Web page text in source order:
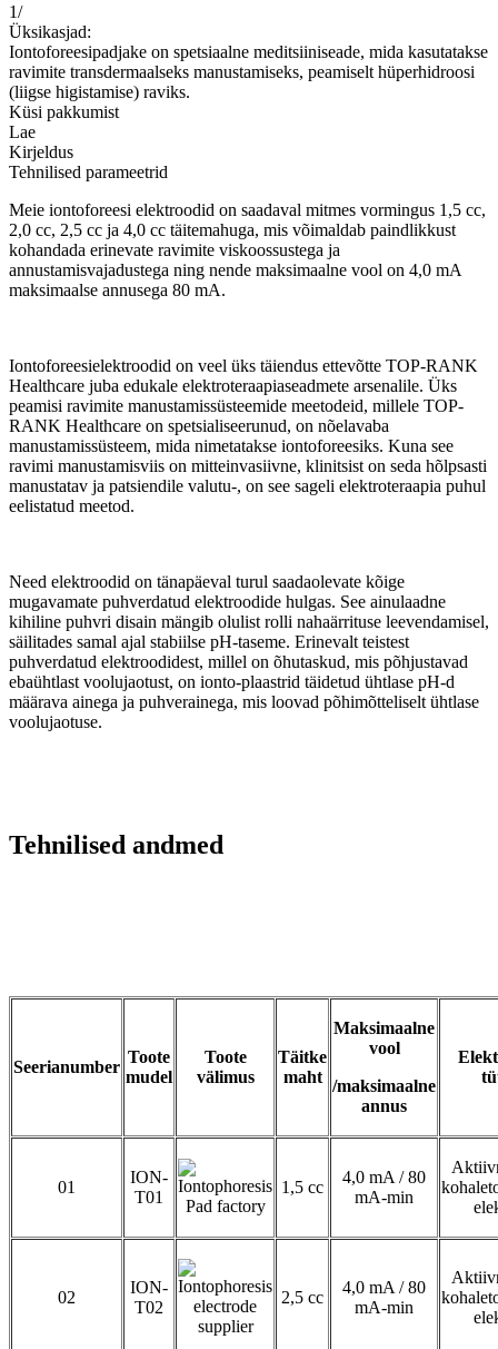
1/
Üksikasjad:
Iontoforeesipadjake on spetsiaalne meditsiiniseade, mida kasutatakse
ravimite transdermaalseks manustamiseks, peamiselt hüperhidroosi
(liigse higistamise) raviks.
Küsi pakkumist
Lae
Kirjeldus
Tehnilised parameetrid
Meie iontoforeesi elektroodid on saadaval mitmes vormingus 1,5 cc,
2,0 cc, 2,5 cc ja 4,0 cc täitemahuga, mis võimaldab paindlikkust
kohandada erinevate ravimite viskoossustega ja
annustamisvajadustega ning nende maksimaalne vool on 4,0 mA
maksimaalse annusega 80 mA.
Iontoforeesielektroodid on veel üks täiendus ettevõtte TOP-RANK
Healthcare juba edukale elektroteraapiaseadmete arsenalile. Üks
peamisi ravimite manustamissüsteemide meetodeid, millele TOP-
RANK Healthcare on spetsialiseerunud, on nõelavaba
manustamissüsteem, mida nimetatakse iontoforeesiks. Kuna see
ravimi manustamisviis on mitteinvasiivne, klinitsist on seda hõlpsasti
manustatav ja patsiendile valutu-, on see sageli elektroteraapia puhul
eelistatud meetod.
Need elektroodid on tänapäeval turul saadaolevate kõige
mugavamate puhverdatud elektroodide hulgas. See ainulaadne
kihiline puhvri disain mängib olulist rolli nahaärrituse leevendamisel,
säilitades samal ajal stabiilse pH-taseme. Erinevalt teistest
puhverdatud elektroodidest, millel on õhutaskud, mis põhjustavad
ebaühtlast voolujaotust, on ionto-plaastrid täidetud ühtlase pH-d
määrava ainega ja puhverainega, mis loovad põhimõtteliselt ühtlase
voolujaotuse.
Tehnilised andmed
Seerianumber
Toote
mudel
Toote
välimus
Täitke
maht
Maksimaalne
vool
/maksimaalne
annus
01
ION-
T01
1,5 cc
4,0 mA / 80
mA-min
02
ION-
T02
2,5 cc
4,0 mA / 80
mA-min